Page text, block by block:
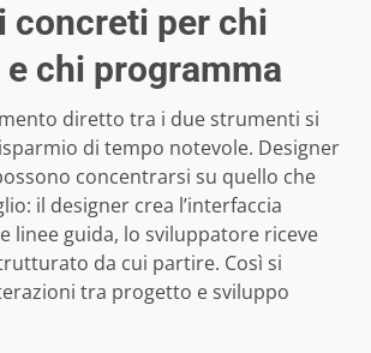
concreti per chi
chi programma
diretto tra i due strumenti si
di tempo notevole. Designer
concentrarsi su quello che
il designer crea l’interfaccia
linee guida, lo sviluppatore riceve
da cui partire. Così si
tra progetto e sviluppo